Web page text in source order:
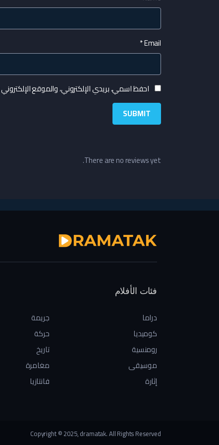
Email
*
احفظ اسمي، بريدي الإلكتروني، والموقع
There are no reviews yet.
فئات الأفلام
دراما
كوميديا
رومنسية
موسيقى
إثارة
جريمة
حركة
تاريخ
مغامرة
فانتازيا
Copyright © 2025, dramatak. All Rights Reserved